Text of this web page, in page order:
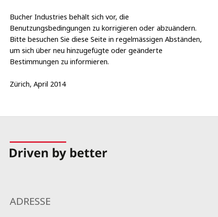
Bucher Industries behält sich vor, die
Benutzungsbedingungen zu korrigieren oder abzuändern.
Bitte besuchen Sie diese Seite in regelmässigen Abständen,
um sich über neu hinzugefügte oder geänderte
Bestimmungen zu informieren.
Zürich, April 2014
ADRESSE